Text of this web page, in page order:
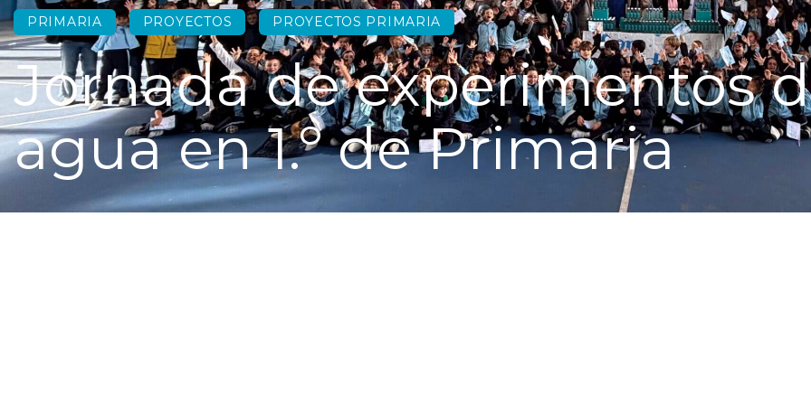
PRIMARIA PROYECTOS PROYECTOS PRIMARIA
Jornada de experimentos
agua en 1.º de Primaria